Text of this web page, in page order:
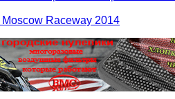
Moscow Raceway 2014